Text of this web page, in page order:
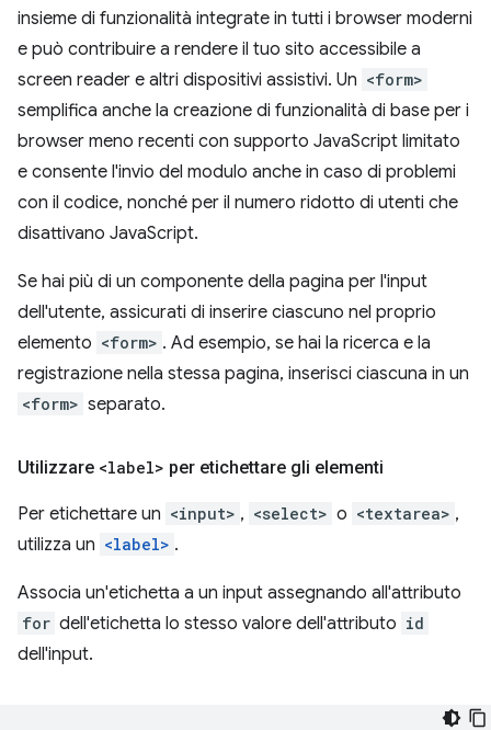
insieme di funzionalità integrate in tutti i browser moderni
e può contribuire a rendere il tuo sito accessibile a
screen reader e altri dispositivi assistivi. Un <form>
semplifica anche la creazione di funzionalità di base per i
browser meno recenti con supporto JavaScript limitato
e consente l'invio del modulo anche in caso di problemi
con il codice, nonché per il numero ridotto di utenti che
disattivano JavaScript.
Se hai più di un componente della pagina per l'input
dell'utente, assicurati di inserire ciascuno nel proprio
elemento <form> . Ad esempio, se hai la ricerca e la
registrazione nella stessa pagina, inserisci ciascuna in un
<form> separato.
Utilizzare <label> per etichettare gli elementi
Per etichettare un <input> , <select> o <textarea> ,
utilizza un <label> .
Associa un'etichetta a un input assegnando all'attributo
for dell'etichetta lo stesso valore dell'attributo id
dell'input.